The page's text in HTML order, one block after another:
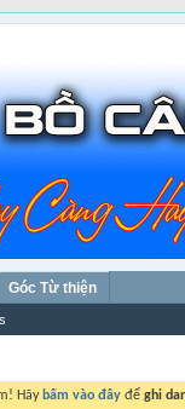
Góc Từ thiện
Hãy bấm vào đây để ghi